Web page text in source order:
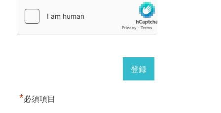
*必須項目